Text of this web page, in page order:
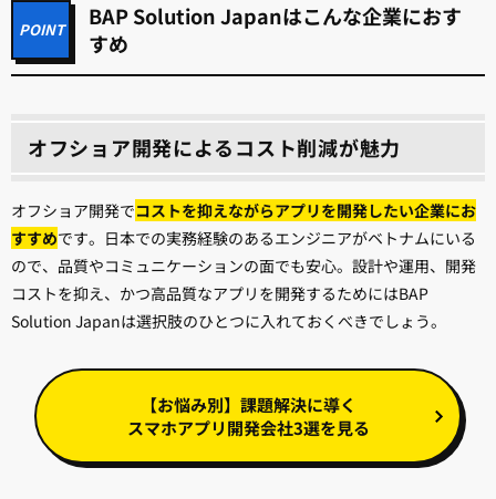
BAP Solution Japanはこんな企業におす
すめ
オフショア開発によるコスト削減が魅力
オフショア開発でコストを抑えながらアプリを開発したい企業にお
すすめです。日本での実務経験のあるエンジニアがベトナムにいる
ので、品質やコミュニケーションの面でも安心。設計や運用、開発
コストを抑え、かつ高品質なアプリを開発するためにはBAP
Solution Japanは選択肢のひとつに入れておくべきでしょう。
【お悩み別】課題解決に導く
スマホアプリ開発会社3選を見る